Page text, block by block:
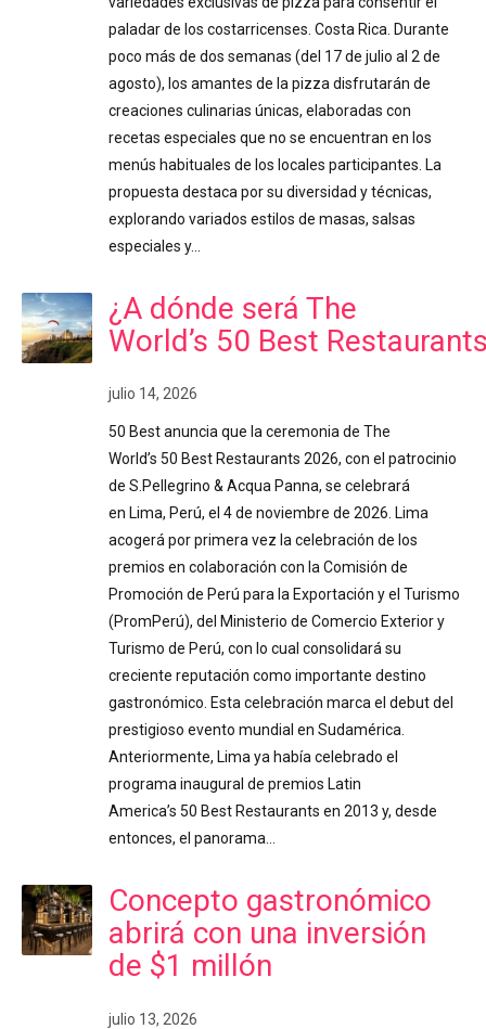
paladar de los costarricenses. Costa Rica. Durante
poco más de dos semanas (del 17 de julio al 2 de
agosto), los amantes de la pizza disfrutarán de
creaciones culinarias únicas, elaboradas con
recetas especiales que no se encuentran en los
menús habituales de los locales participantes. La
propuesta destaca por su diversidad y técnicas,
explorando variados estilos de masas, salsas
especiales y…
¿A dónde será The
World’s 50 Best
julio 14, 2026
50 Best anuncia que la ceremonia de The
World’s 50 Best Restaurants 2026, con el patrocinio
de S.Pellegrino & Acqua Panna, se celebrará
en Lima, Perú, el 4 de noviembre de 2026. Lima
acogerá por primera vez la celebración de los
premios en colaboración con la Comisión de
Promoción de Perú para la Exportación y el Turismo
(PromPerú), del Ministerio de Comercio Exterior y
Turismo de Perú, con lo cual consolidará su
creciente reputación como importante destino
gastronómico. Esta celebración marca el debut del
prestigioso evento mundial en Sudamérica.
Anteriormente, Lima ya había celebrado el
programa inaugural de premios Latin
America’s 50 Best Restaurants en 2013 y, desde
entonces, el panorama…
Concepto gastronómico
abrirá con una inversión
de $1 millón
julio 13, 2026